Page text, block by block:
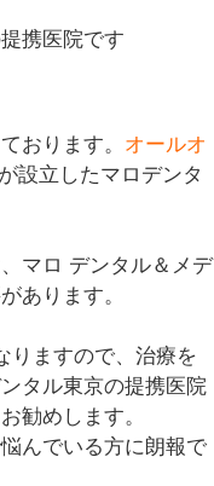
携医院です
おります。 オールオ
が設立したマロデンタ
マロ デンタル＆メデ
あります。
りますので、治療を
タル東京の提携医院
勧めします。
んでいる方に朗報で